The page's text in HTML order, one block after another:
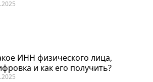
ИНН физического лица,
и как его получить?